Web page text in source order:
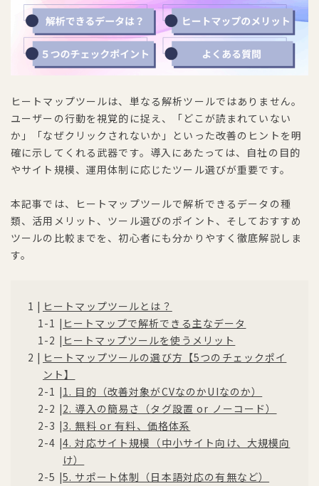
ヒートマップツールは、単なる解析ツールではありません。
ユーザーの行動を視覚的に捉え、「どこが読まれていない
か」「なぜクリックされないか」といった改善のヒントを明
確に示してくれる武器です。導入にあたっては、自社の目的
やサイト規模、運用体制に応じたツール選びが重要です。
本記事では、ヒートマップツールで解析できるデータの種
類、活用メリット、ツール選びのポイント、そしておすすめ
ツールの比較までを、初心者にも分かりやすく徹底解説しま
す。
ヒートマップツールとは？
ヒートマップで解析できる主なデータ
ヒートマップツールを使うメリット
ヒートマップツールの選び方【5つのチェックポイ
ント】
1. 目的（改善対象がCVなのかUIなのか）
2. 導入の簡易さ（タグ設置 or ノーコード）
3. 無料 or 有料、価格体系
4. 対応サイト規模（中小サイト向け、大規模向
け）
5. サポート体制（日本語対応の有無など）